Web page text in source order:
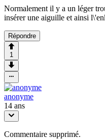
Normalement il y a un léger
insérer une aiguille et ainsi
Répondre
1
anonyme
14 ans
Commentaire supprimé.